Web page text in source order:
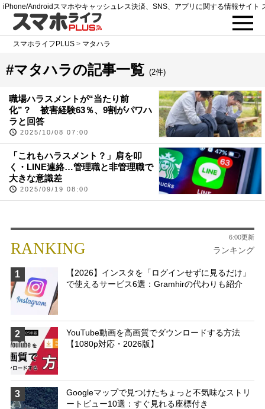
iPhone/Androidスマホやキャッシュレス決済、SNS、アプリに関する情報サイト
スマホライフPLUS > マタハラ
#マタハラの記事一覧 (2件)
職場ハラスメントが“当たり前
化”？ 被害経験63％、9割がパワハ
ラと回答
2025/10/08 07:00
「これもハラスメント？」肩を叩
く・LINE連絡…管理職と非管理職で
大きな意識差
2025/09/19 08:00
RANKING ランキング
6:00更新
1
【2026】インスタを「ログインせずに見るだけ」
で使えるサービス6選：Gramhirの代わりも紹介
2
YouTube動画を高画質でダウンロードする方法
【1080p対応・2026版】
3
Googleマップで見つけたちょっと不気味なストリ
ートビュー10選：すぐ見れる座標付き